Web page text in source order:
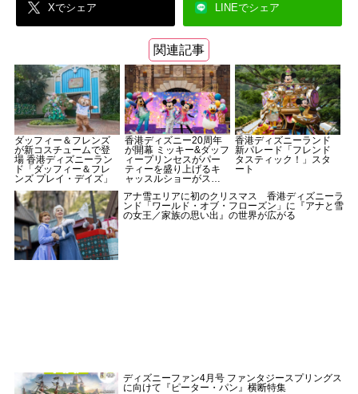
Xでシェア LINEでシェア
関連記事
ダッフィー＆フレンズ
が新コスチュームで登
場 香港ディズニーラン
ド「ダッフィー＆フレ
ンズ プレイ・デイズ」
香港ディズニー20周年
が開幕 ミッキー&ダッフ
ィープリンセスがパー
ティーを盛り上げるキ
ャッスルショーがスタ
香港ディズニーランド
新パレード「フレンド
タスティック！」スタ
ート
アナ雪エリアに初のクリスマス 香港ディズニーラ
ンド「ワールド・オブ・フローズン」に『アナと雪
の女王／家族の思い出』の世界が広がる
ディズニーファン4月号 ファンタジースプリングス
に向けて『ピーター・パン』横断特集